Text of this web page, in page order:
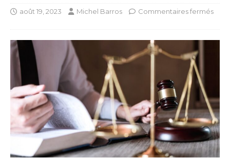
août 19, 2023 Michel Barros Commentaires fermés